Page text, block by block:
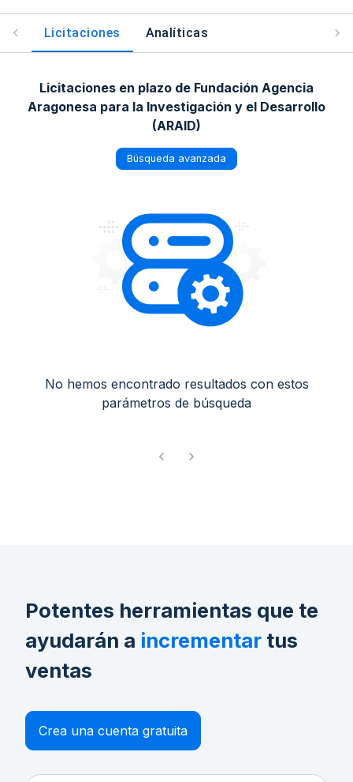
Licitaciones Analíticas
Licitaciones en plazo de Fundación Agencia
Aragonesa para la Investigación y el Desarrollo
(ARAID)
Búsqueda avanzada
No hemos encontrado resultados con estos
parámetros de búsqueda
Potentes herramientas que te
ayudarán a incrementar tus
ventas
Crea una cuenta gratuita